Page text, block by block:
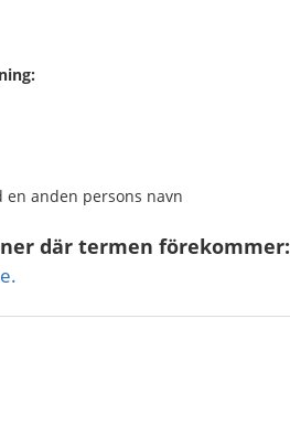
en anden persons navn
där termen förekommer: